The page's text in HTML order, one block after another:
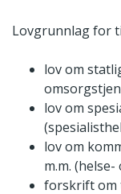
Lovgrunnlag for
lov om
lov om
lov om
m.m.
forskrift om